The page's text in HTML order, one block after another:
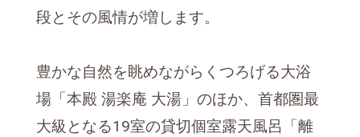
段とその風情が増します。
豊かな自然を眺めながらくつろげる大浴
場「本殿 湯楽庵 大湯」のほか、首都圏最
大級となる19室の貸切個室露天風呂「離